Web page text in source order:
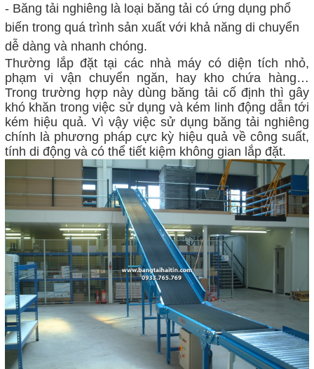
- Băng tải nghiêng là loại băng tải có ứng dụng phổ
biến trong quá trình sản xuất với khả năng di chuyển
dễ dàng và nhanh chóng.
Thường lắp đặt tại các nhà máy có diện tích nhỏ,
phạm vi vận chuyển ngăn, hay kho chứa hàng…
Trong trường hợp này dùng băng tải cố định thì gây
khó khăn trong việc sử dụng và kém linh động dẫn tới
kém hiệu quả. Vì vậy việc sử dụng băng tải nghiêng
chính là phương pháp cực kỳ hiệu quả về công suất,
tính di động và có thể tiết kiệm không gian lắp đặt.